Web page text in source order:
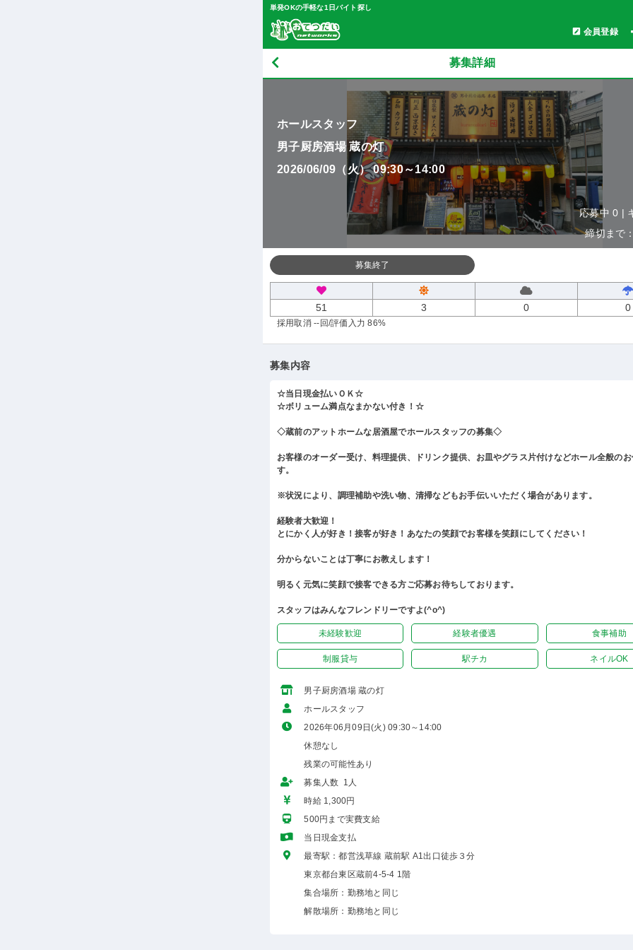
単発OKの手軽な1日バイト探し
会員登録
募集詳細
ホールスタッフ
男子厨房酒場 蔵の灯
2026/06/09（火） 09:30～14:00
応募中 0 |
締切まで
募集終了
51 3 0 0
採用取消 --回/評価入力 86%
募集内容
☆当日現金払いＯＫ☆
☆ボリューム満点なまかない付き！☆
◇蔵前のアットホームな居酒屋でホールスタッフの募集◇
お客様のオーダー受け、料理提供、ドリンク提供、お皿やグラス片付けなどホール全般の
す。
※状況により、調理補助や洗い物、清掃などもお手伝いいただく場合があります。
経験者大歓迎！
とにかく人が好き！接客が好き！あなたの笑顔でお客様を笑顔にしてください！
分からないことは丁寧にお教えします！
明るく元気に笑顔で接客できる方ご応募お待ちしております。
スタッフはみんなフレンドリーですよ(^o^)
未経験歓迎 経験者優遇 食事補助
制服貸与 駅チカ ネイルOK
男子厨房酒場 蔵の灯
ホールスタッフ
2026年06月09日(火) 09:30～14:00
休憩なし
残業の可能性あり
募集人数 1人
時給 1,300円
500円まで実費支給
当日現金支払
最寄駅：都営浅草線 蔵前駅 A1出口徒歩３分
東京都台東区蔵前4-5-4 1階
集合場所：勤務地と同じ
解散場所：勤務地と同じ